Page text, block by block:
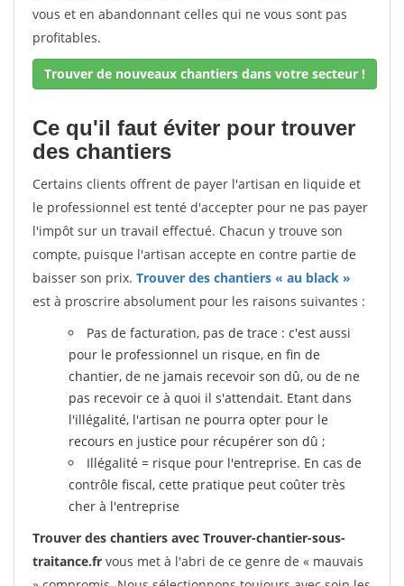
vous et en abandonnant celles qui ne vous sont pas
profitables.
Trouver de nouveaux chantiers dans votre secteur !
Ce qu'il faut éviter pour trouver
des chantiers
Certains clients offrent de payer l'artisan en liquide et
le professionnel est tenté d'accepter pour ne pas payer
l'impôt sur un travail effectué. Chacun y trouve son
compte, puisque l'artisan accepte en contre partie de
baisser son prix. Trouver des chantiers « au black »
est à proscrire absolument pour les raisons suivantes :
Pas de facturation, pas de trace : c'est aussi
pour le professionnel un risque, en fin de
chantier, de ne jamais recevoir son dû, ou de ne
pas recevoir ce à quoi il s'attendait. Etant dans
l'illégalité, l'artisan ne pourra opter pour le
recours en justice pour récupérer son dû ;
Illégalité = risque pour l'entreprise. En cas de
contrôle fiscal, cette pratique peut coûter très
cher à l'entreprise
Trouver des chantiers avec Trouver-chantier-sous-
traitance.fr vous met à l'abri de ce genre de « mauvais